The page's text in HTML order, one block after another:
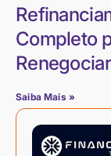
Completo
Saiba Mais »